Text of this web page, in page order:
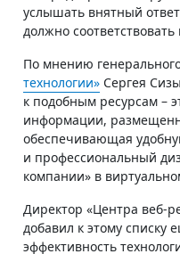
услышать внятный
должно
По мнению
технологии» Сергея
к подобным ресурсам –
информации,
обеспечивающая
и профессиональный
компании» в
Директор «Центра веб-
добавил к этому списку
эффективность